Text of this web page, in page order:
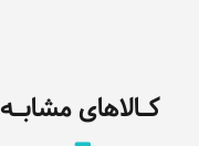
کـالاهای مشابـه